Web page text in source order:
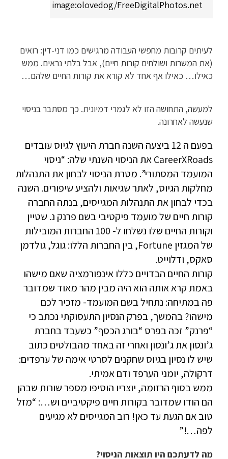
image:olovedog/FreeDigitalPhotos.net
לעיתים קרובות מחפשי העבודה מרגישים כמו דני-דין: רואים
(את המשרות ושולחים קורות חיים), אבל בלתי נראים. ממש
כאילו… כאילו אף אחד לא קורא את קורות החיים שלהם…
למעשה, התחושה הזו לא לגמרי דמיונית. כך מסתבר בניסוי
שנעשה לאחרונה.
בפעם ה 12 ביצעה השנה חברת היעוץ לגיוס עובדים
CareerXRoads את הניסוי השנתי שלה: “ניסוי
המועמד המסתורי”. מטרת הניסוי לבחון את התנהלות
מחלקות הגיוס, לאתר שגיאות ולהציע שיפורים. השנה
בכדי לבחון את התנהלות המגייסים, בנתה החברה
קורות חיים של מועמד פיקטיבי בשם פרנק נ. שטיין
וקורות החיים שלו נשלחו ל- 100 החברות המובילות
של המגזין Fortune, בין החברות הללו: גוגל, גולדמן
סאקס, ודלוייט.
קורות החיים הבדויים כללו אינפורמציה שאם מישהו
באמת קרא אותה הוא היה מבין מהר מאוד שמדובר
פה במתיחה: נתחיל בשם המועמד- מזכיר לכם
מישהו? בהמשך, בפרק הנסיון התעסוקתי נכתב כי
“פרנק” זכה בפרס “בורג הכסף” כשעבד בחברת
ג’ונסון את ג’ונסון ואחרי זה באחד מהבולטים כתוב
שיש לו נסיון בגיוס שחקנים לסרטי אימה של ערפדים:
דרקולה, יומני הערפד ודם אמיתי.
ממש בסוף הרזומה, יוצריו הוסיפו מספר שורות שבהן
הם הודו שמדובר בקורות חיים פיקטיביים וש…: “מזל
טוב אם הגעת עד כאן! רוב המגייסים לא מגיעים
לפה…!”
מה לדעתכם היו תוצאות הניסוי?